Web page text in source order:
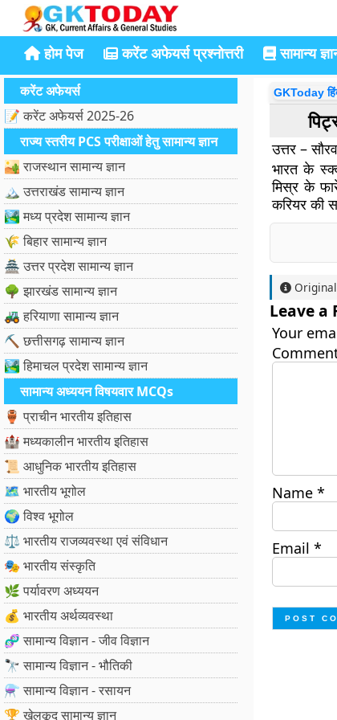
होम पेज करेंट अफेयर्स प्रश्नोत्तरी सामान्य
करेंट अफेयर्स
📝 करेंट अफेयर्स 2025-26
राज्य स्तरीय PCS परीक्षाओं हेतु सामान्य ज्ञान
🏜️ राजस्थान सामान्य ज्ञान
🏔️ उत्तराखंड सामान्य ज्ञान
🏞️ मध्य प्रदेश सामान्य ज्ञान
🌾 बिहार सामान्य ज्ञान
🏯 उत्तर प्रदेश सामान्य ज्ञान
🌳 झारखंड सामान्य ज्ञान
🚜 हरियाणा सामान्य ज्ञान
⛏️ छत्तीसगढ़ सामान्य ज्ञान
🏞️ हिमाचल प्रदेश सामान्य ज्ञान
सामान्य अध्ययन विषयवार MCQs
🏺 प्राचीन भारतीय इतिहास
🏰 मध्यकालीन भारतीय इतिहास
📜 आधुनिक भारतीय इतिहास
🗺️ भारतीय भूगोल
🌍 विश्व भूगोल
⚖️ भारतीय राजव्यवस्था एवं संविधान
🎭 भारतीय संस्कृति
🌿 पर्यावरण अध्ययन
💰 भारतीय अर्थव्यवस्था
🧬 सामान्य विज्ञान - जीव विज्ञान
🔭 सामान्य विज्ञान - भौतिकी
⚗️ सामान्य विज्ञान - रसायन
🏆 खेलकूद सामान्य ज्ञान
GKToday
उत्तर –
भारत के
मिस्र के
करियर की
Leave a
Your
Name *
Email *